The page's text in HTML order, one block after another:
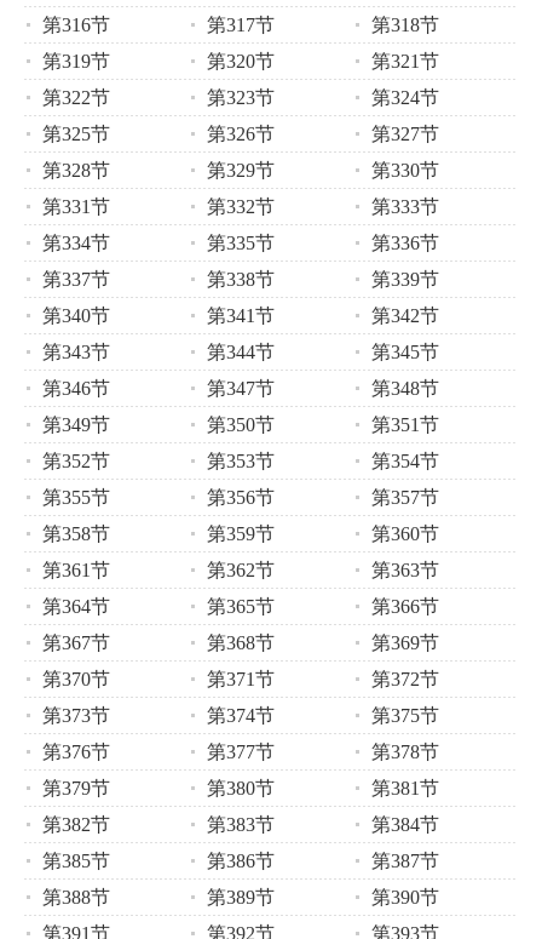
第316节
第317节
第318节
第319节
第320节
第321节
第322节
第323节
第324节
第325节
第326节
第327节
第328节
第329节
第330节
第331节
第332节
第333节
第334节
第335节
第336节
第337节
第338节
第339节
第340节
第341节
第342节
第343节
第344节
第345节
第346节
第347节
第348节
第349节
第350节
第351节
第352节
第353节
第354节
第355节
第356节
第357节
第358节
第359节
第360节
第361节
第362节
第363节
第364节
第365节
第366节
第367节
第368节
第369节
第370节
第371节
第372节
第373节
第374节
第375节
第376节
第377节
第378节
第379节
第380节
第381节
第382节
第383节
第384节
第385节
第386节
第387节
第388节
第389节
第390节
第391节
第392节 第393节